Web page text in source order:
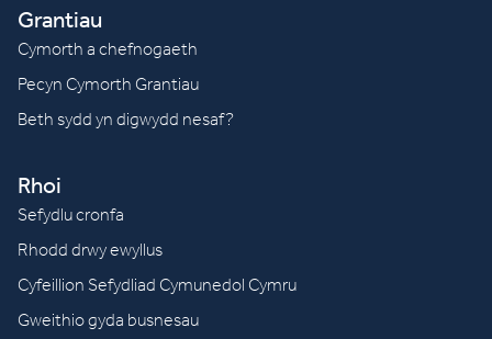
Grantiau
Cymorth a chefnogaeth
Pecyn Cymorth Grantiau
Beth sydd yn digwydd nesaf?
Rhoi
Sefydlu cronfa
Rhodd drwy ewyllus
Cyfeillion Sefydliad Cymunedol Cymru
Gweithio gyda busnesau